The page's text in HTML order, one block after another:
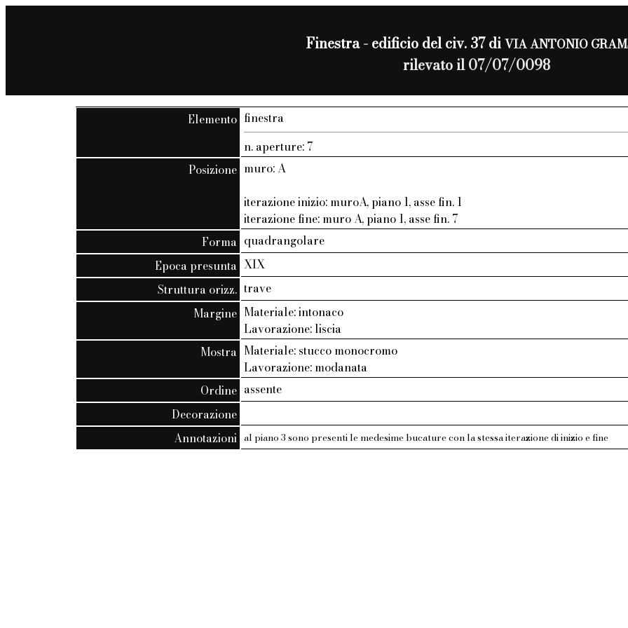
Finestra - edificio del civ. 37 diVIA ANTONIO
rilevato il 07/07/0098
Elemento finestra
n. aperture: 7
Posizione muro: A
iterazione inizio: muroA, piano 1, asse fin. 1
iterazione fine: muro A, piano 1, asse fin. 7
Forma quadrangolare
Epoca presunta XIX
Struttura orizz. trave
Margine Materiale: intonaco
Lavorazione: liscia
Mostra Materiale: stucco monocromo
Lavorazione: modanata
Ordine assente
Decorazione
Annotazioni al piano 3 sono presenti le medesime bucature con la stessa iterazione di inizio e fine